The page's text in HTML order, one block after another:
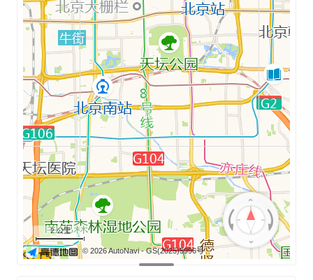
2 公里
© 2026 AutoNavi- GS(2025)5996号